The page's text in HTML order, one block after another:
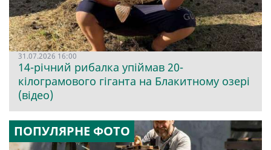
31.07.2026 16:00
14-річний рибалка упіймав 20-
кілограмового гіганта на Блакитному озері
(відео)
ПОПУЛЯРНЕ ФОТО